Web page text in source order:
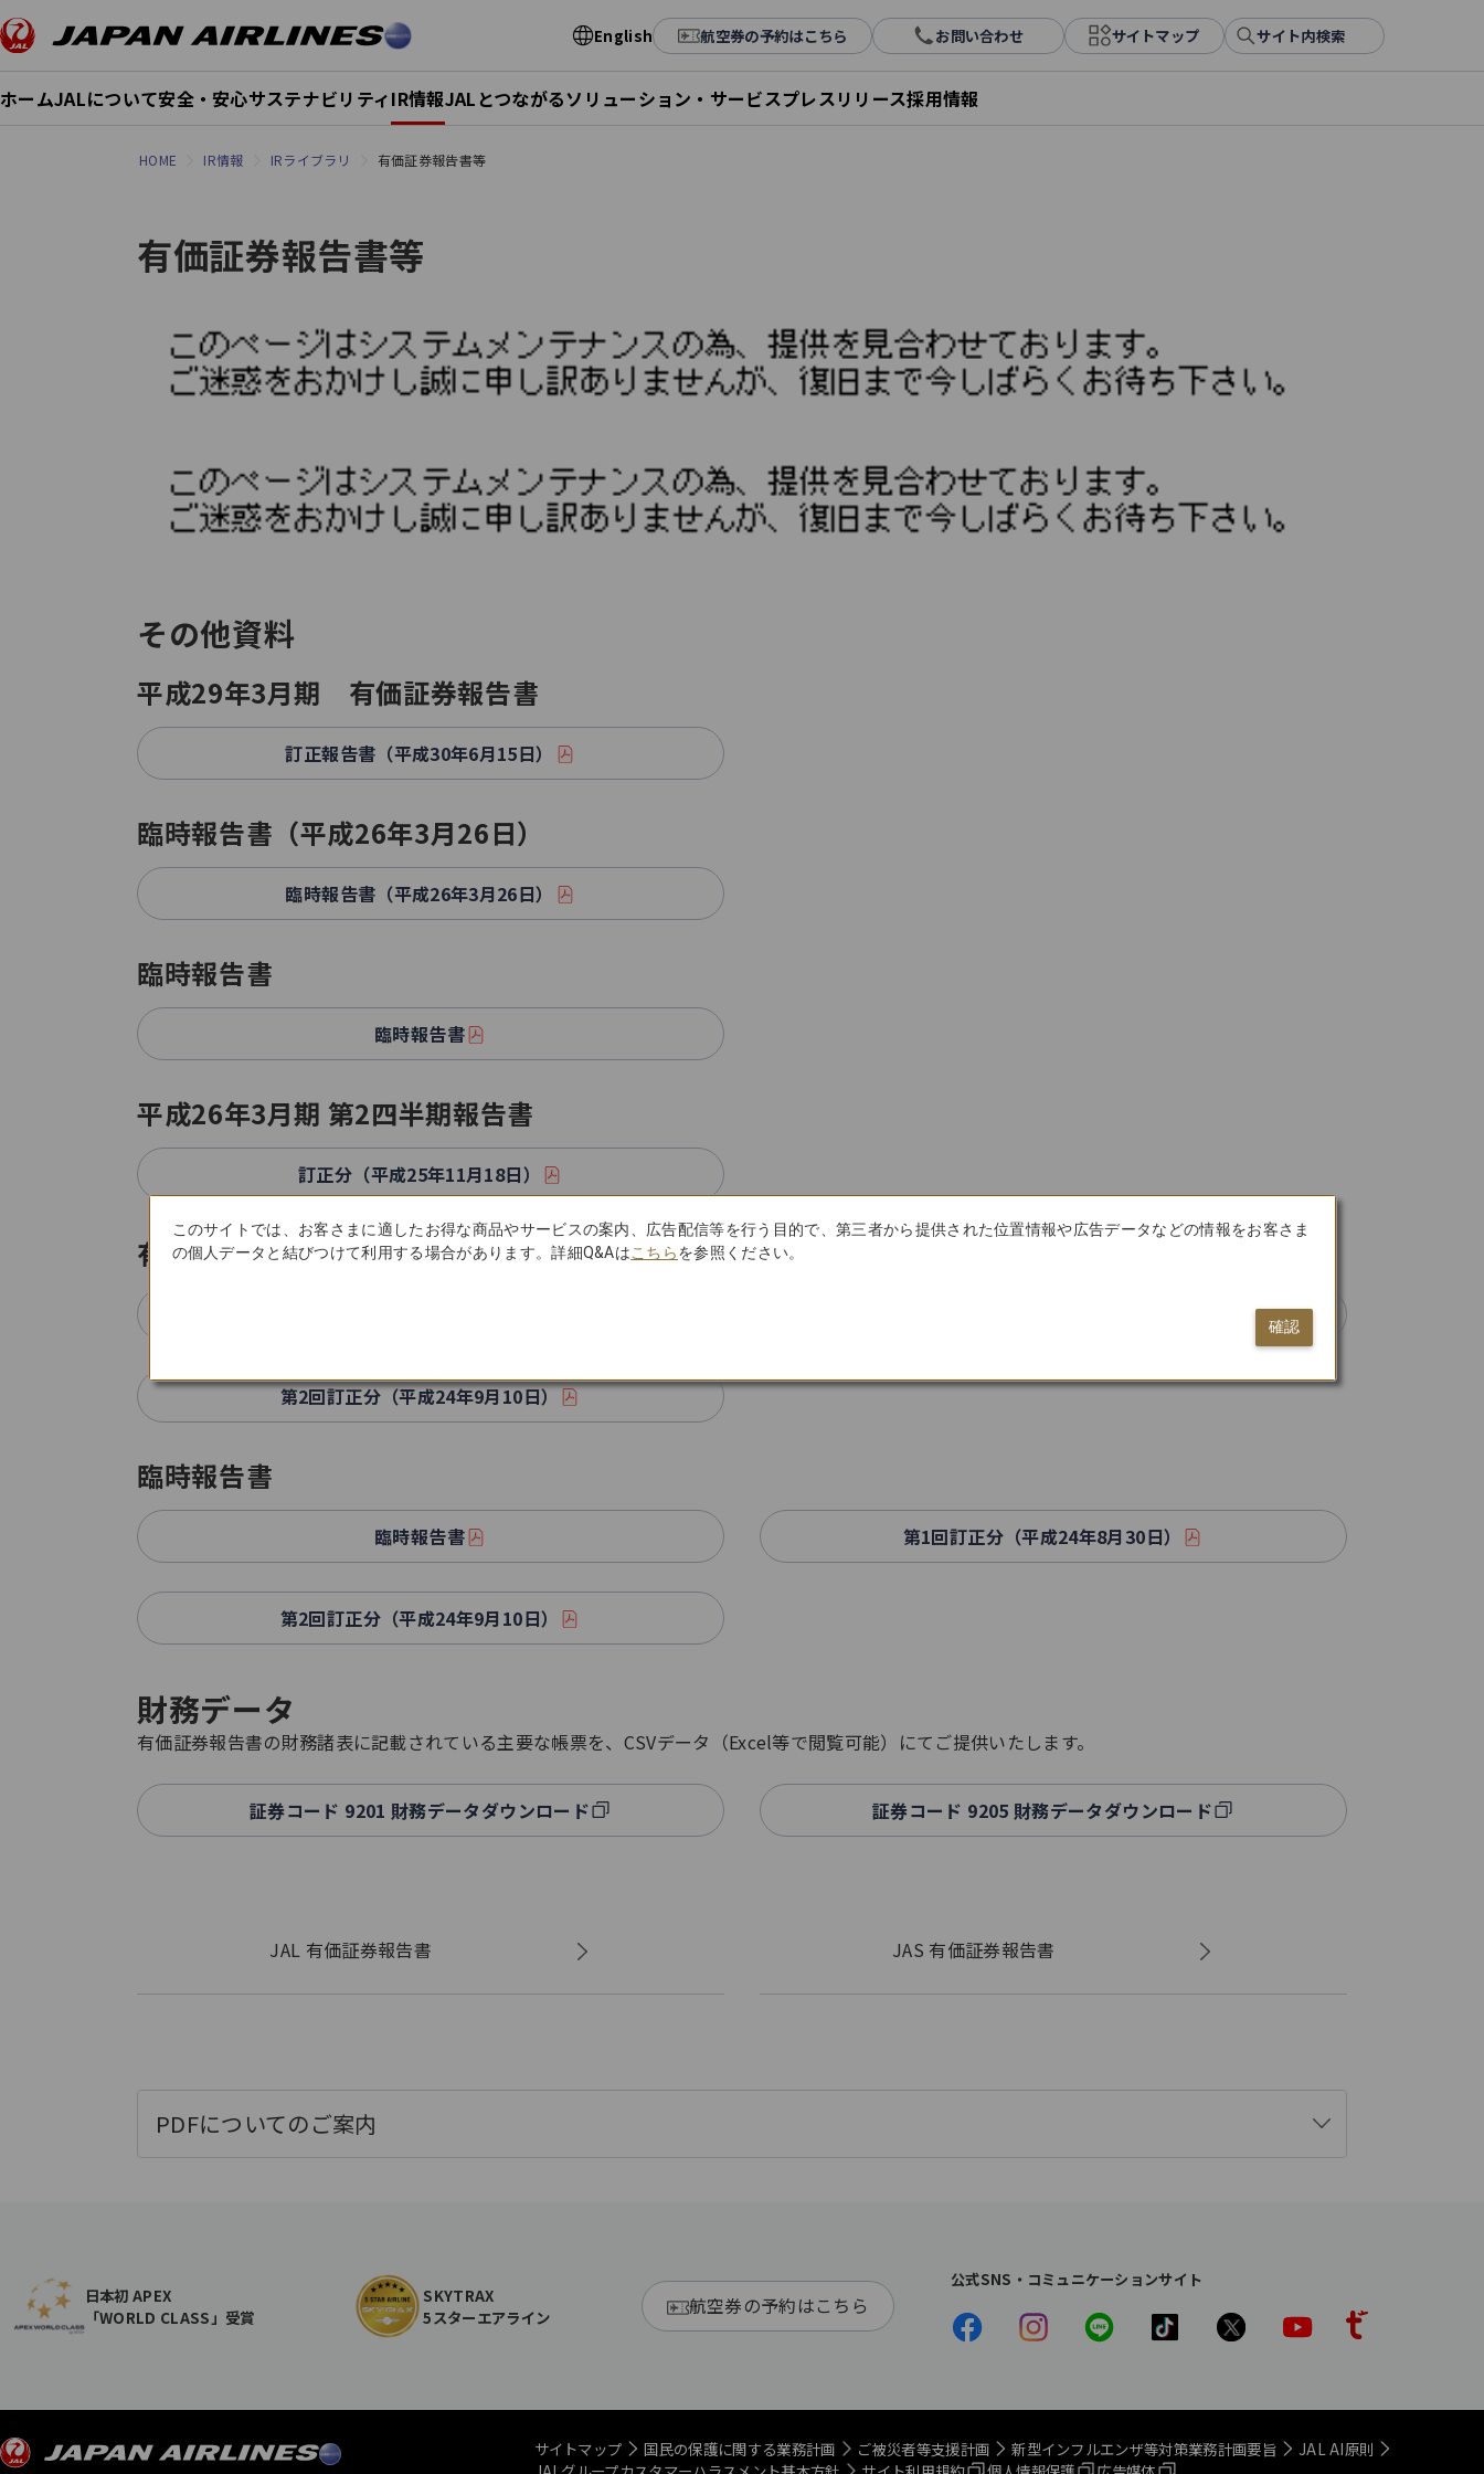
English 航空券の予約はこちら お問い合わせ サイトマップ サイト内検索
ホームJALについて安全・安心サステナビリティIR情報JALとつながるソリューション・サービスプレスリリース採用情報
HOME IR情報 IRライブラリ 有価証券報告書等
有価証券報告書等
その他資料
平成29年3月期 有価証券報告書
訂正報告書（平成30年6月15日）
臨時報告書（平成26年3月26日）
臨時報告書（平成26年3月26日）
臨時報告書
臨時報告書
平成26年3月期 第2四半期報告書
訂正分（平成25年11月18日）
有価証券届出書
第2回訂正分（平成24年9月10日）
臨時報告書
臨時報告書 第1回訂正分（平成24年8月30日）
第2回訂正分（平成24年9月10日）
財務データ
有価証券報告書の財務諸表に記載されている主要な帳票を、CSVデータ（Excel等で閲覧可能）にてご提供いたします。
証券コード 9201 財務データダウンロード 証券コード 9205 財務データダウンロード
JAL 有価証券報告書 JAS 有価証券報告書
PDFについてのご案内
開
日本初 APEX
「WORLD CLASS」受賞
SKYTRAX
5スターエアライン
航空券の予約はこちら
公式SNS・コミュニケーションサイト
サイトマップ 国民の保護に関する業務計画 ご被災者等支援計画 新型インフルエンザ等対策業務計画要旨
JAL AI原則
このサイトでは、お客さまに適したお得な商品やサービスの案内、広告配信等を行う目的で、第三者から提供された位置情報や広告データなどの情報をお客さま
の個人データと結びつけて利用する場合があります。詳細Q&Aはこちらを参照ください。
確認